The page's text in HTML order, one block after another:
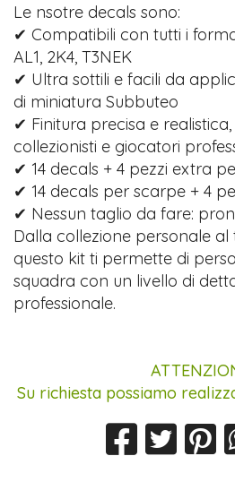
Le nsotre decals sono:
✔ Compatibili con tutti i
AL1, 2K4, T3NEK
✔ Ultra sottili e facili da
di miniatura Subbuteo
✔ Finitura precisa e
collezionisti e giocatori
✔ 14 decals + 4 pezzi extra
✔ 14 decals per scarpe + 4
✔ Nessun taglio da fare:
Dalla collezione personale
questo kit ti permette di
squadra con un livello di
professionale.
Su richiesta possiamo